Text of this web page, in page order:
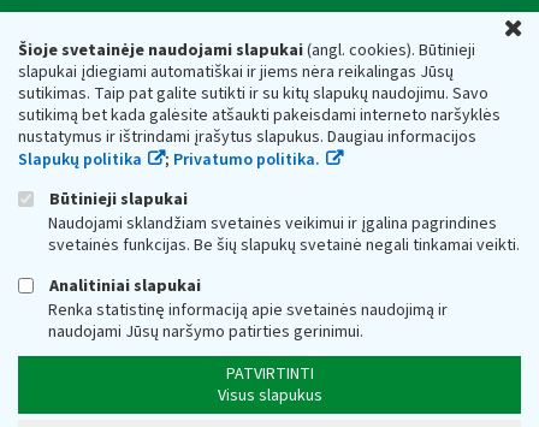
Šioje svetainėje naudojami slapukai(angl. cookies). Būtinieji
slapukai įdiegiami automatiškai ir jiems nėra reikalingas Jūsų
sutikimas. Taip pat galite sutikti ir su kitų slapukų naudojimu. Savo
sutikimą bet kada galėsite atšaukti pakeisdami interneto naršyklės
nustatymus ir ištrindami įrašytus slapukus. Daugiau informacijos
Slapukų politika
; Privatumo politika.
Būtinieji slapukai
Naudojami sklandžiam svetainės veikimui ir įgalina pagrindines
svetainės funkcijas. Be šių slapukų svetainė negali tinkamai veikti.
Analitiniai slapukai
Renka statistinę informaciją apie svetainės naudojimą ir
naudojami Jūsų naršymo patirties gerinimui.
PATVIRTINTI
Visus slapukus
Respublikos finansų ministerijos
Biudžetinė įstaiga. Juridinio asmens kodas — 188659752,
adresas: Vasario 16-osios g. 14, 01107 Vilnius, Lietuva, el.paštas:
vmi@vmi.lt, E. pristatymo dėžutės adresas 188659752
Duomenys apie Valstybinę mokesčių inspekciją prie Lietuvos
Respublikos finansų ministerijos kaupiami ir saugomi Juridinių